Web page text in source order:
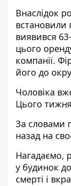
Внаслідок
встановили
виявився
цього
компанії.
його до
Чоловіка
Цього
За словами
назад на
Нагадаємо,
у будинок
смерті і